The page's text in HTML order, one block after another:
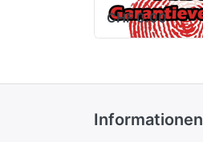
CHF 0.00
Informationen